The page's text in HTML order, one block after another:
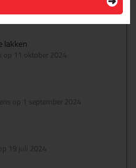
op 20 december 2024
lakken
11 oktober 2024
op 1 september 2024
19 juli 2024